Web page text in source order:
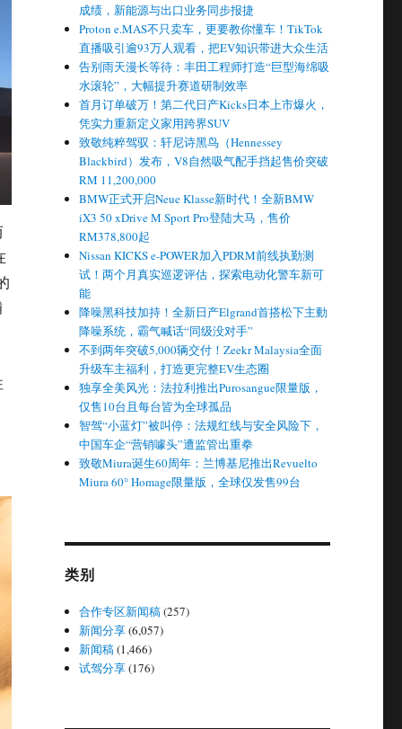
成绩，新能源与出口业务同步报捷
Proton e.MAS不只卖车，更要教你懂车！TikTok
直播吸引逾93万人观看，把EV知识带进大众生活
告别雨天漫长等待：丰田工程师打造“巨型海绵吸
水滚轮”，大幅提升赛道研制效率
首月订单破万！第二代日产Kicks日本上市爆火，
凭实力重新定义家用跨界SUV
致敬纯粹驾驭：轩尼诗黑鸟（Hennessey
Blackbird）发布，V8自然吸气配手挡起售价突破
RM 11,200,000
BMW正式开启Neue Klasse新时代！全新BMW
iX3 50 xDrive M Sport Pro登陆大马，售价
RM378,800起
Nissan KICKS e-POWER加入PDRM前线执勤测
试！两个月真实巡逻评估，探索电动化警车新可
能
降噪黑科技加持！全新日产Elgrand首搭松下主動
降噪系统，霸气喊话“同级没对手”
不到两年突破5,000辆交付！Zeekr Malaysia全面
升级车主福利，打造更完整EV生态圈
独享全美风光：法拉利推出Purosangue限量版，
仅售10台且每台皆为全球孤品
智驾“小蓝灯”被叫停：法规红线与安全风险下，
中国车企“营销噱头”遭监管出重拳
致敬Miura诞生60周年：兰博基尼推出Revuelto
Miura 60° Homage限量版，全球仅发售99台
类别
合作专区新闻稿(257)
新闻分享(6,057)
新闻稿(1,466)
试驾分享(176)